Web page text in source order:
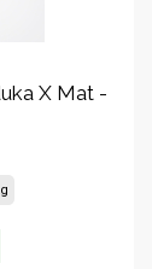
X Mat -